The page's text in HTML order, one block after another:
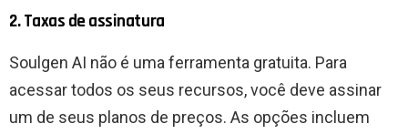
2. Taxas de assinatura
Soulgen AI não é uma ferramenta gratuita. Para
acessar todos os seus recursos, você deve assinar
um de seus planos de preços. As opções incluem